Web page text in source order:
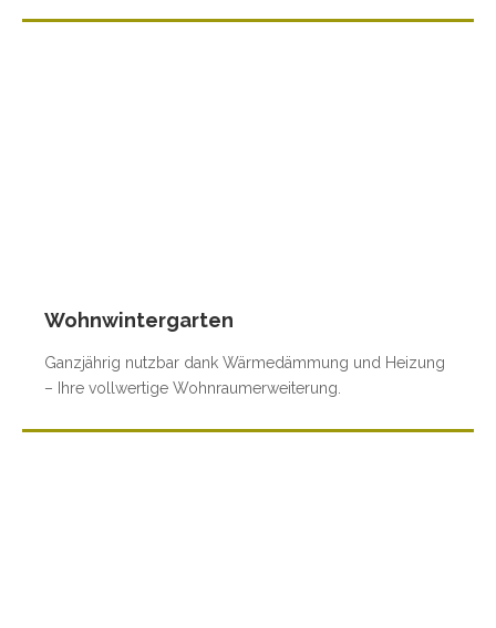
Wohnwintergarten
Ganzjährig nutzbar dank Wärmedämmung und Heizung
– Ihre vollwertige Wohnraumerweiterung.